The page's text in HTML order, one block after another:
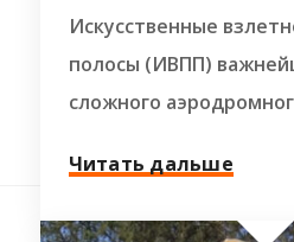
Искусственные
полосы (ИВПП)
сложного
Читать дальше